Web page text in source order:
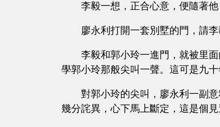
李毅一想，正合心意，便隨著
廖永利打開一套別墅的門，請
李毅和郭小玲一進門，就被里
學郭小玲那般尖叫一聲。這可是九
對郭小玲的尖叫，廖永利一副
幾分詫異，心下馬上斷定，這是個